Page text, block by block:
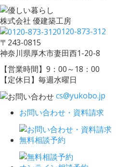
株式会社 優建築工房
0120-873-312
〒243-0815
神奈川県厚木市妻田西1-20-8
【営業時間】9：00～18：00
【定休日】毎週水曜日
cs@yukobo.jp
お問い合わせ・資料請求
無料相談予約